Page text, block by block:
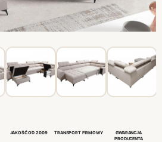
JAKOŚĆ OD 2009 TRANSPORT FIRMOWY
GWARANCJA
PRODUCENTA